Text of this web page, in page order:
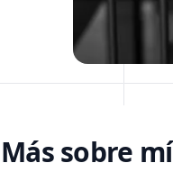
Más sobre mí